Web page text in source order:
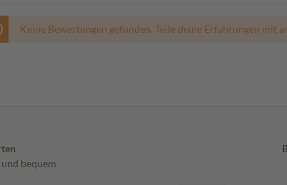
Keine Bewertungen gefunden. Teile deine Erfahrungen mit
bequem